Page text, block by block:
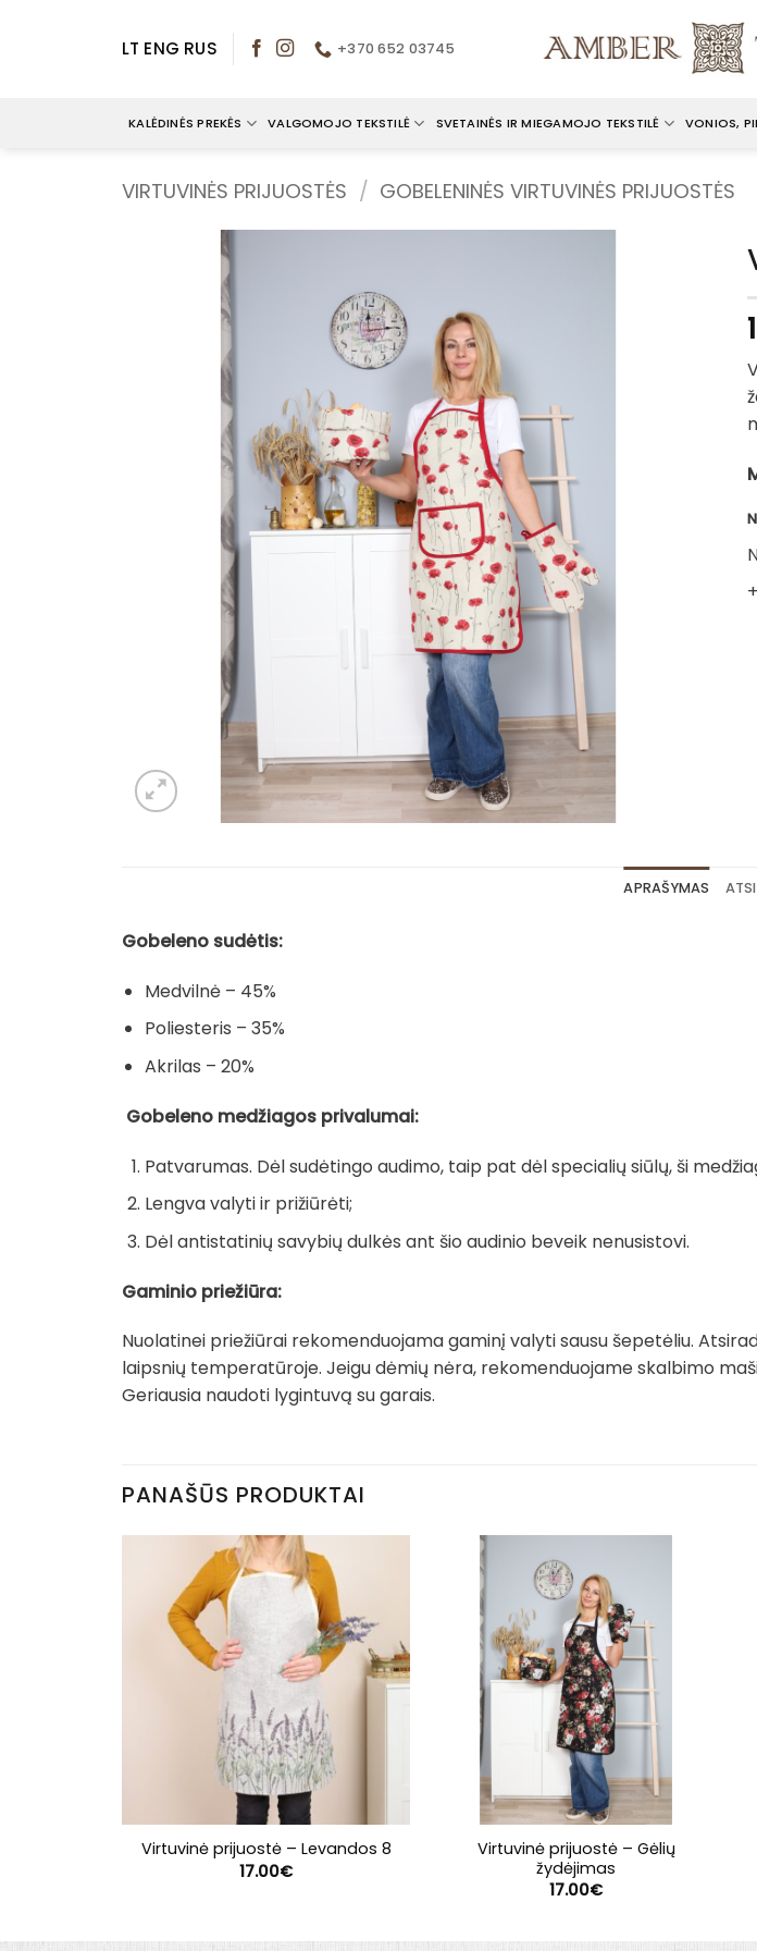
LT ENG RUS +370 652 03745
KALĖDINĖS PREKĖS VALGOMOJO TEKSTILĖ SVETAINĖS IR MIEGAMOJO TEKSTILĖ VONIOS,
VIRTUVINĖS PRIJUOSTĖS / GOBELENINĖS VIRTUVINĖS PRIJUOSTĖS
APRAŠYMAS
Gobeleno sudėtis:
Medvilnė – 45%
Poliesteris – 35%
Akrilas – 20%
Gobeleno medžiagos privalumai:
Patvarumas. Dėl sudėtingo audimo, taip pat dėl specialių siūlų, ši
Lengva valyti ir prižiūrėti;
Dėl antistatinių savybių dulkės ant šio audinio beveik nenusistovi.
Gaminio priežiūra:
Nuolatinei priežiūrai rekomenduojama gaminį valyti sausu šepetėliu.
laipsnių temperatūroje. Jeigu dėmių nėra, rekomenduojame skalbimo
Geriausia naudoti lygintuvą su garais.
PANAŠŪS PRODUKTAI
Virtuvinė prijuostė – Levandos 8
17.00€
Virtuvinė prijuostė – Gėlių
žydėjimas
17.00€